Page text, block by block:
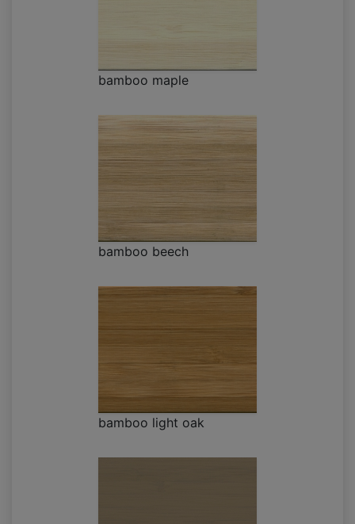
bamboo maple
bamboo beech
bamboo light oak